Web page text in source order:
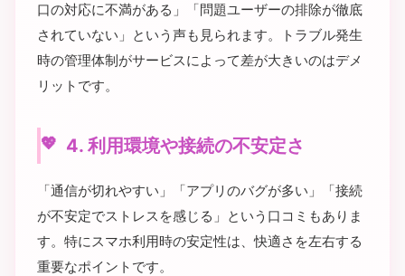
口の対応に不満がある」「問題ユーザーの排除が徹底
されていない」という声も見られます。トラブル発生
時の管理体制がサービスによって差が大きいのはデメ
リットです。
4. 利用環境や接続の不安定さ
「通信が切れやすい」「アプリのバグが多い」「接続
が不安定でストレスを感じる」という口コミもありま
す。特にスマホ利用時の安定性は、快適さを左右する
重要なポイントです。